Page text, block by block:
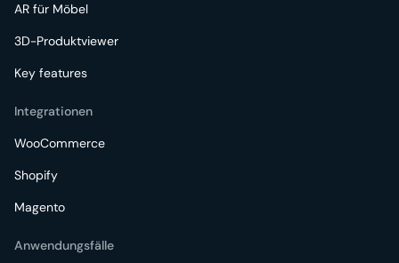
AR für Möbel
3D-Produktviewer
Key features
Integrationen
WooCommerce
Shopify
Magento
Anwendungsfälle